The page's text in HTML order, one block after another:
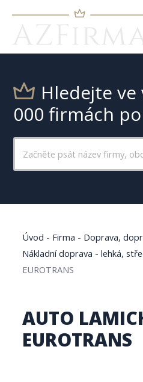
Hledejte ve
000 firmách po
Úvod - Firma - Doprava,
Nákladní doprava - lehká,
EUROTRANS
AUTO
EUROTRANS